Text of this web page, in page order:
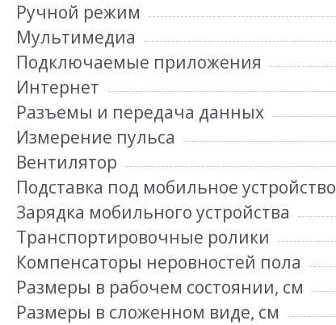
Ручной режим
Мультимедиа
Подключаемые приложения
Интернет
Разъемы и передача данных
Измерение пульса
Вентилятор
Подставка под мобильное устройство
Зарядка мобильного устройства
Транспортировочные ролики
Компенсаторы неровностей пола
Размеры в рабочем состоянии, см
Размеры в сложенном виде, см